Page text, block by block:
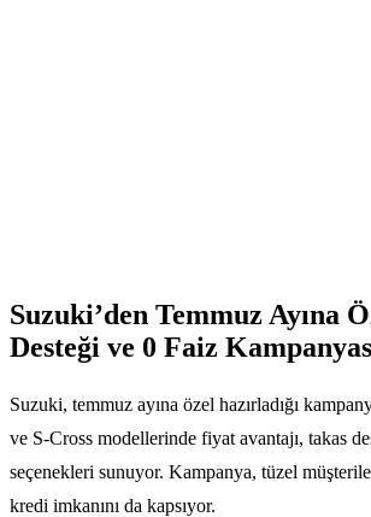
Suzuki’den Temmuz Ayına
Desteği ve 0 Faiz
Suzuki, temmuz ayına özel hazırladığı
ve S-Cross modellerinde fiyat avantajı, takas
seçenekleri sunuyor. Kampanya, tüzel
kredi imkanını da kapsıyor.